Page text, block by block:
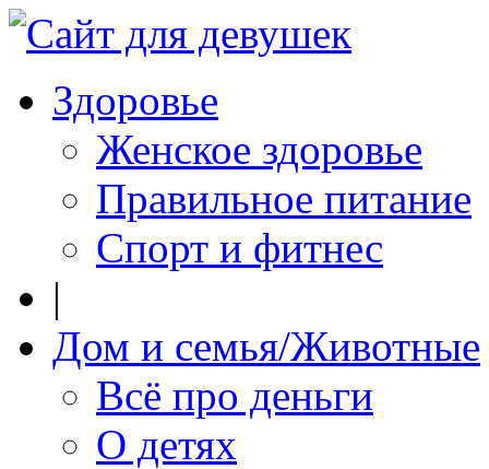
Здоровье
Женское здоровье
Правильное питание
Спорт и фитнес
|
Дом и семья/Животные
Всё про деньги
О детях